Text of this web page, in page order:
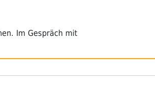
Im Gespräch mit